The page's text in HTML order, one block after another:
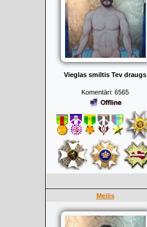
Vieglas smiltis Tev draugs
Komentāri: 6565
Meilis